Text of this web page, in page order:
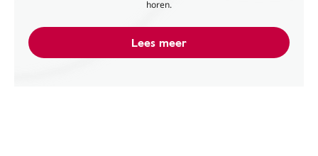
horen.
Lees meer